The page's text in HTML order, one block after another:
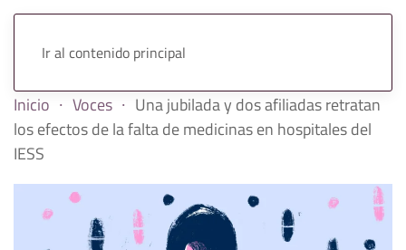
Ir al contenido principal
Inicio Voces
Una jubilada y dos afiliadas retratan
los efectos de la falta de medicinas en hospitales del
IESS